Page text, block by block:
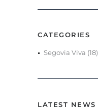
CATEGORIES
Segovia Viva (18)
LATEST NEWS